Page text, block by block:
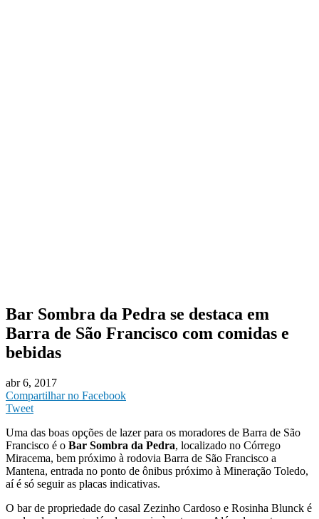
Bar Sombra da Pedra se destaca em
Barra de São Francisco com comidas e
bebidas
abr 6, 2017
Compartilhar no Facebook
Tweet
Uma das boas opções de lazer para os moradores de Barra de São
Francisco é o Bar Sombra da Pedra, localizado no Córrego
Miracema, bem próximo à rodovia Barra de São Francisco a
Mantena, entrada no ponto de ônibus próximo à Mineração Toledo,
aí é só seguir as placas indicativas.
O bar de propriedade do casal Zezinho Cardoso e Rosinha Blunck é